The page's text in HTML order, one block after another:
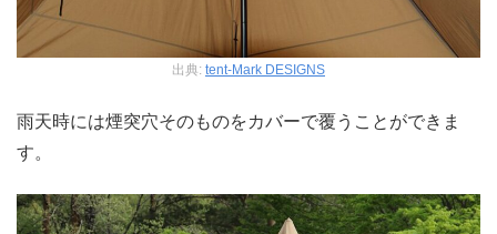
出典: tent-Mark DESIGNS
雨天時には煙突穴そのものをカバーで覆うことができま
す。